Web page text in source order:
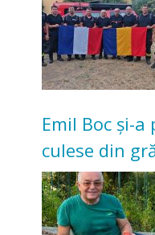
Emil Boc și-
culese din
nu poate